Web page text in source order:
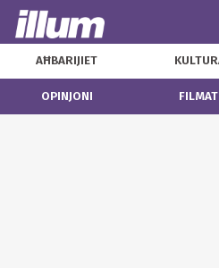
AĦBARIJIET
OPINJONI